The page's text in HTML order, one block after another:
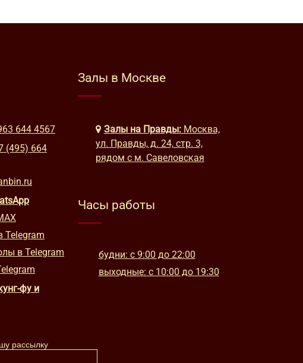
644 4567
(495) 664
Telegram
в Telegram
фу и
Залы в Москве
Залы на Правды: Москва,
ул. Правды, д. 24, стр. 3,
рядом с м. Савеловская
Часы работы
будни: с 9:00 до 22:00
выходные: с 10:00 до 19:30
рассылку